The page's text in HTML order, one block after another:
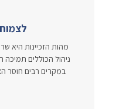
מהות הזכיינות היא
ניהול הכוללים
במקרים רבים חוסר